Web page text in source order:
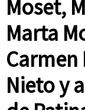
Moset,
Marta
Carmen
Nieto y